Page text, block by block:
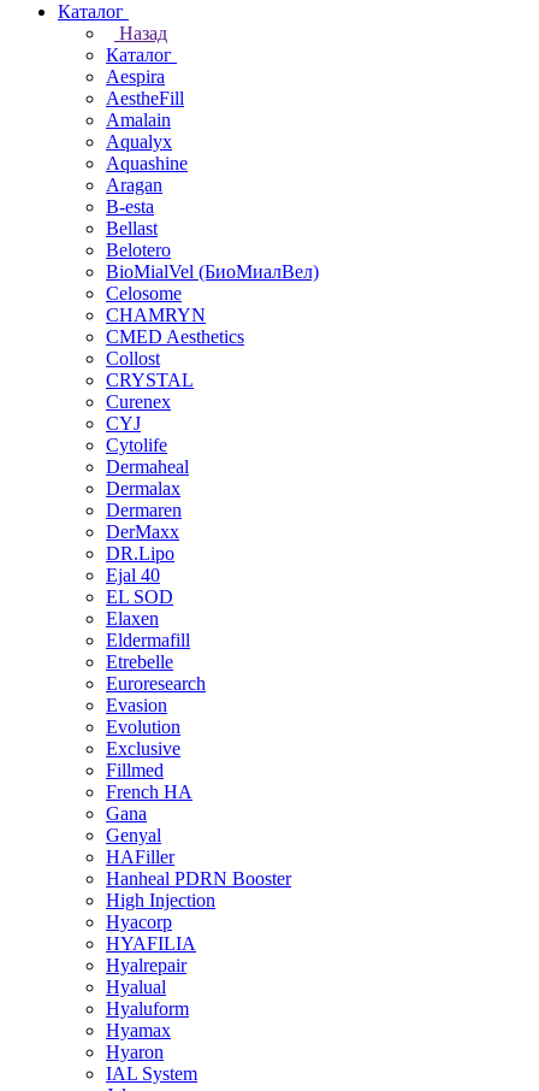
Каталог
Назад
Каталог
Aespira
AestheFill
Amalain
Aqualyx
Aquashine
Aragan
B-esta
Bellast
Belotero
BioMialVel (БиоМиалВел)
Celosome
CHAMRYN
CMED Aesthetics
Collost
CRYSTAL
Curenex
CYJ
Cytolife
Dermaheal
Dermalax
Dermaren
DerMaxx
DR.Lipo
Ejal 40
EL SOD
Elaxen
Eldermafill
Etrebelle
Euroresearch
Evasion
Evolution
Exclusive
Fillmed
French HA
Gana
Genyal
HAFiller
Hanheal PDRN Booster
High Injection
Hyacorp
HYAFILIA
Hyalrepair
Hyalual
Hyaluform
Hyamax
Hyaron
IAL System